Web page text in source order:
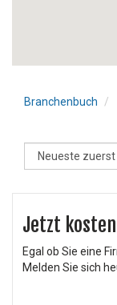
Branchenbuch
Jetzt
Egal ob Sie eine
Melden Sie sich